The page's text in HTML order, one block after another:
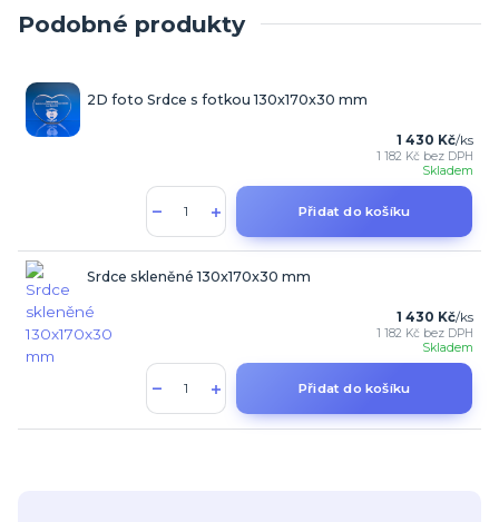
Podobné produkty
2D foto Srdce s fotkou 130x170x30 mm
1 430 Kč/ks
1 182 Kč bez DPH
Skladem
Přidat do košíku
Srdce skleněné 130x170x30 mm
1 430 Kč/ks
1 182 Kč bez DPH
Skladem
Přidat do košíku